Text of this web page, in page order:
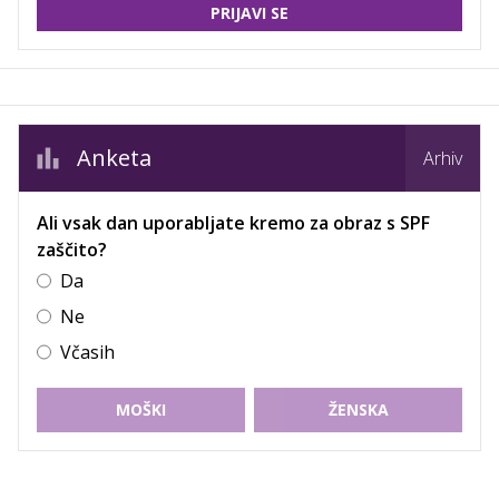
PRIJAVI SE
Anketa Arhiv
Ali vsak dan uporabljate kremo za obraz s SPF
zaščito?
Da
Ne
Včasih
MOŠKI ŽENSKA